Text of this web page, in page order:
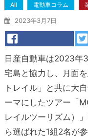
All 電動車コラム
2023年3月7日
日産自動車は2023年
宅島と協力し、月面
トレイル」と共に大
ーマにしたツアー「
レイルツーリズム）
ら選ばれた1組2名が